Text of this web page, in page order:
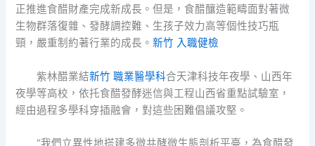
正推進食醋財產完成新成長。但是，食醋釀造範疇面對著微
生物群落復雜、發酵調控難、生孩子效力高等個性技巧瓶
頸，嚴重制約著行業的成長。新竹 入職健檢
紫林醋業結新竹 職業醫學科合天津科技年夜學、山西年
夜學等高校，依托食醋發酵迷信與工程山西省重點試驗室，
經由過程多學科穿插融會，對這些困難倡議攻堅。
“我們立異性地搭建多微共酵微生態剖析平臺，為食醋發